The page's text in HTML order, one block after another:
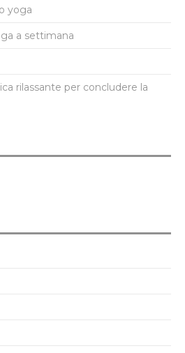
yoga
a settimana
rilassante per concludere la